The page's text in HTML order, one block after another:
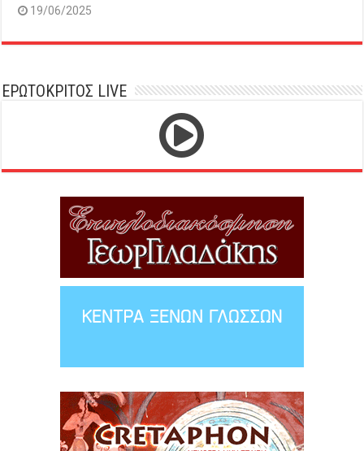
19/06/2025
ΕΡΩΤΟΚΡΙΤΟΣ LIVE